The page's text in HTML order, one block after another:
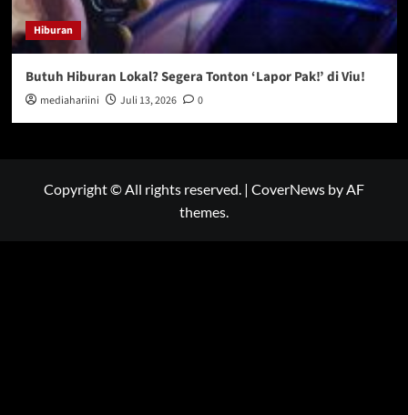
Hiburan
Butuh Hiburan Lokal? Segera Tonton ‘Lapor Pak!’ di Viu!
mediahariini Juli 13, 2026 0
Copyright © All rights reserved. | CoverNews by AF
themes.